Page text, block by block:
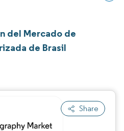
del Mercado de
de Brasil
Share